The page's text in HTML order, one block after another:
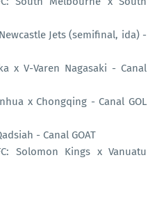
Jets (semifinal, ida) -
x V-Varen Nagasaki - Canal
x Chongqing - Canal GOL
- Canal GOAT
Solomon Kings x Vanuatu